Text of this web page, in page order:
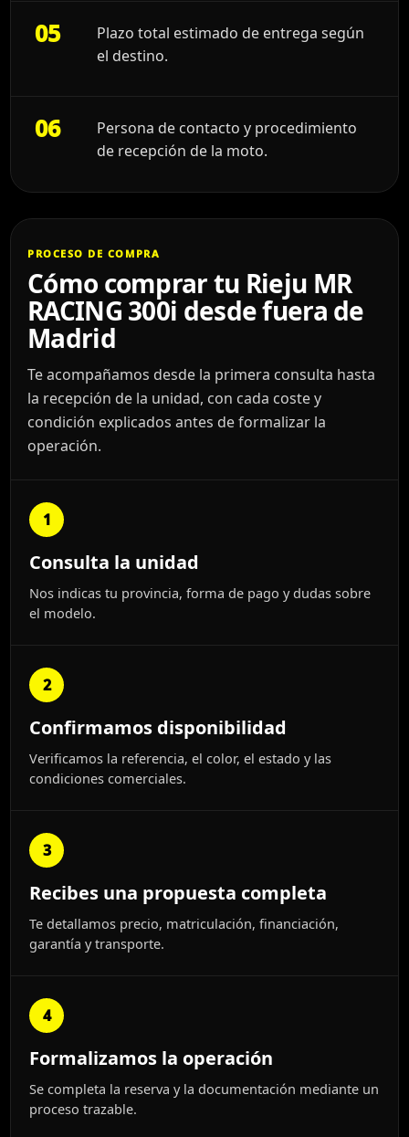
05
Plazo total estimado de entrega según
el destino.
06
Persona de contacto y procedimiento
de recepción de la moto.
PROCESO DE COMPRA
Cómo comprar tu Rieju MR
RACING 300i desde fuera de
Madrid
Te acompañamos desde la primera consulta hasta
la recepción de la unidad, con cada coste y
condición explicados antes de formalizar la
operación.
1
Consulta la unidad
Nos indicas tu provincia, forma de pago y dudas sobre
el modelo.
2
Confirmamos disponibilidad
Verificamos la referencia, el color, el estado y las
condiciones comerciales.
3
Recibes una propuesta completa
Te detallamos precio, matriculación, financiación,
garantía y transporte.
4
Formalizamos la operación
Se completa la reserva y la documentación mediante un
proceso trazable.